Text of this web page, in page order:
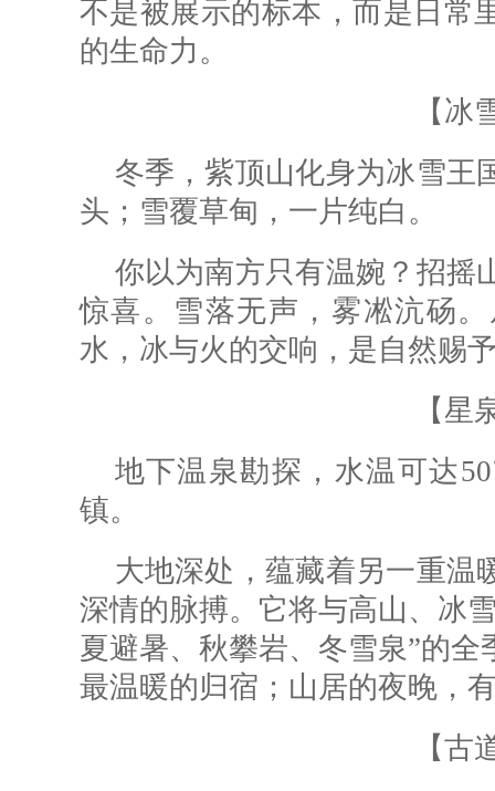
不是被展示的标本，而是日常
的生命力。
【冰
冬季，紫顶山化身为冰雪王
头；雪覆草甸，一片纯白。
你以为南方只有温婉？招摇
惊喜。雪落无声，雾凇沆砀
水，冰与火的交响，是自然赐
【星
地下温泉勘探，水温可达
镇。
大地深处，蕴藏着另一重温
深情的脉搏。它将与高山、冰
夏避暑、秋攀岩、冬雪泉”的
最温暖的归宿；山居的夜晚，
【古